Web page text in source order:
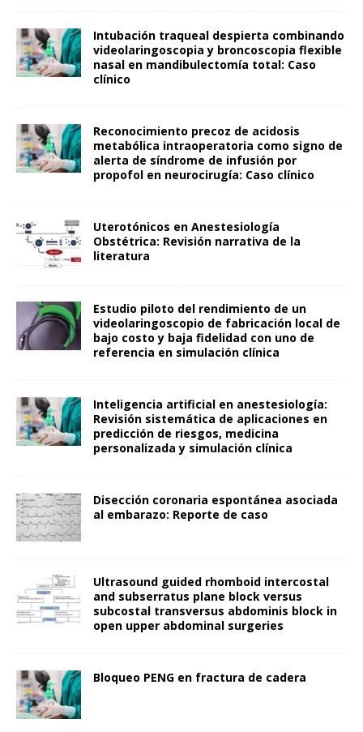
Intubación traqueal despierta combinando
videolaringoscopia y broncoscopia flexible
nasal en mandibulectomía total: Caso
clínico
Reconocimiento precoz de acidosis
metabólica intraoperatoria como signo de
alerta de síndrome de infusión por
propofol en neurocirugía: Caso clínico
Uterotónicos en Anestesiología
Obstétrica: Revisión narrativa de la
literatura
Estudio piloto del rendimiento de un
videolaringoscopio de fabricación local de
bajo costo y baja fidelidad con uno de
referencia en simulación clínica
Inteligencia artificial en anestesiología:
Revisión sistemática de aplicaciones en
predicción de riesgos, medicina
personalizada y simulación clínica
Disección coronaria espontánea asociada
al embarazo: Reporte de caso
Ultrasound guided rhomboid intercostal
and subserratus plane block versus
subcostal transversus abdominis block in
open upper abdominal surgeries
Bloqueo PENG en fractura de cadera